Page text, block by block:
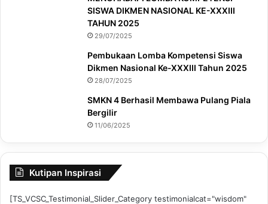
SISWA DIKMEN NASIONAL KE-XXXIII
TAHUN 2025
29/07/2025
Pembukaan Lomba Kompetensi Siswa
Dikmen Nasional Ke-XXXIII Tahun 2025
28/07/2025
SMKN 4 Berhasil Membawa Pulang Piala
Bergilir
11/06/2025
Kutipan Inspirasi
[TS_VCSC_Testimonial_Slider_Category testimonialcat="wisdom"